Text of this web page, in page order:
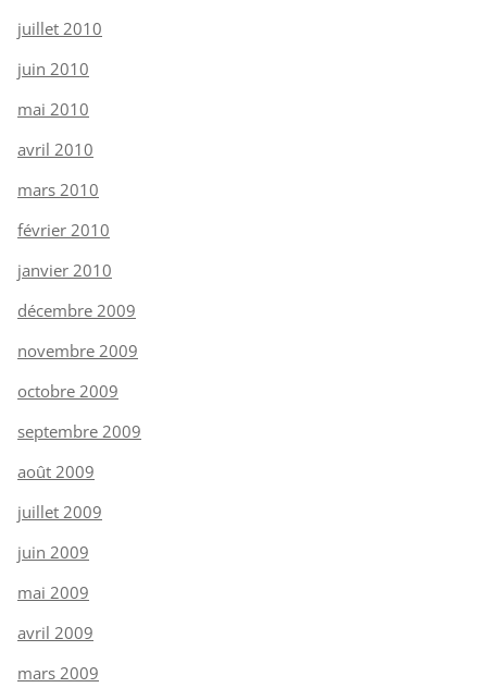
juillet 2010
juin 2010
mai 2010
avril 2010
mars 2010
février 2010
janvier 2010
décembre 2009
novembre 2009
octobre 2009
septembre 2009
août 2009
juillet 2009
juin 2009
mai 2009
avril 2009
mars 2009